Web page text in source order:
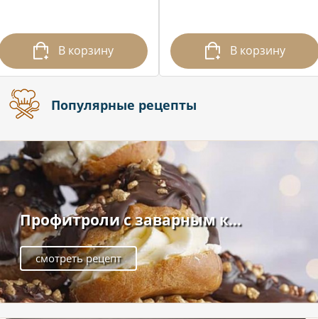
В корзину В корзину
Популярные рецепты
Профитроли с заварным к...
смотреть рецепт